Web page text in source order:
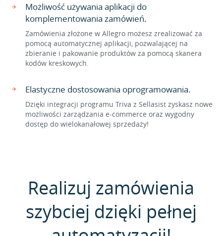
Możliwość używania aplikacji do
komplementowania zamówień.
Zamówienia złożone w Allegro możesz zrealizować za
pomocą automatycznej aplikacji, pozwalającej na
zbieranie i pakowanie produktów za pomocą skanera
kodów kreskowych.
Elastyczne dostosowania oprogramowania.
Dzięki integracji programu Triva z Sellasist zyskasz nowe
możliwości zarządzania e-commerce oraz wygodny
dostęp do wielokanałowej sprzedaży!
Realizuj zamówienia
szybciej dzięki pełnej